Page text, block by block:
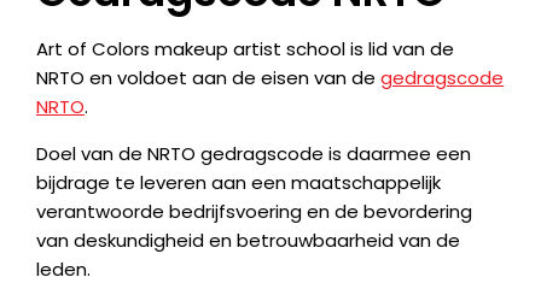
Art of Colors makeup artist school is lid van de
NRTO en voldoet aan de eisen van de gedragscode
NRTO.
Doel van de NRTO gedragscode is daarmee een
bijdrage te leveren aan een maatschappelijk
verantwoorde bedrijfsvoering en de bevordering
van deskundigheid en betrouwbaarheid van de
leden.